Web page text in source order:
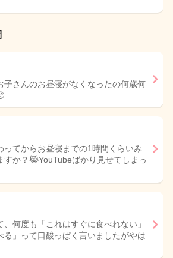
子さんのお昼寝がなくなったの何歳何
ってからお昼寝までの1時間くらいみ
すか？😹YouTubeばかり見せてしまっ
何度も「これはすぐに食べれない」
る」って口酸っぱく言いましたがやは